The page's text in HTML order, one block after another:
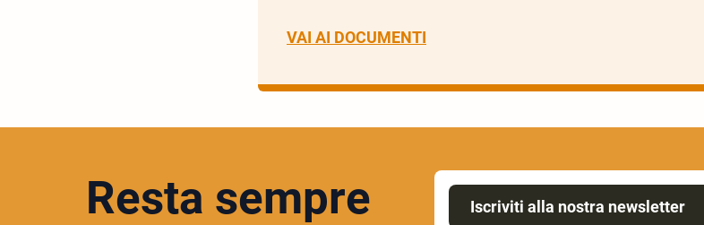
VAI AI DOCUMENTI
Resta sempre
Iscriviti alla nostra newsletter